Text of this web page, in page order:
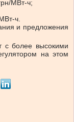
МВт-ч;
ч.
и предложения
с более высокими
на этом